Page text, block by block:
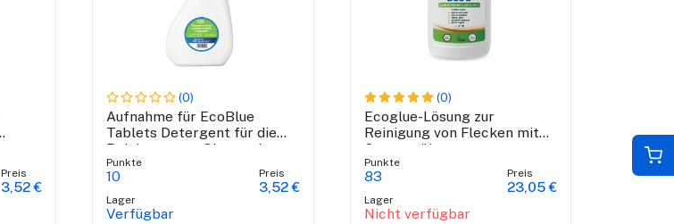
Preis
3,52 €
(0)
Aufnahme für EcoBlue
Tablets Detergent für die
Reinigung von Obst und
Gemüse
Punkte
10
Lager
Verfügbar
Preis
3,52 €
(0)
Ecoglue-Lösung zur
Reinigung von Flecken mit
Orangenöl
Punkte
83
Lager
Nicht verfügbar
Preis
23,05 €